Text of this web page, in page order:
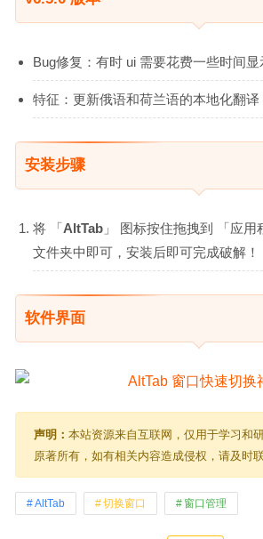
Bug修复：有时 ui 需要花费一些时间显
特征：更新俄语和荷兰语的本地化翻译
安装步骤
将 「AltTab 」 图标按住拖拽到 「应用
文件夹中即可，安装后即可完成破解！
软件界面
声明： 本站资源来自互联网，仅用于学习和
原著所有，如有相关内容造成侵权，请及时
AltTab 切换窗口 窗口管理